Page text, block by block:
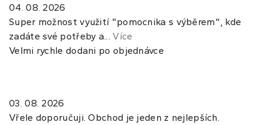
04. 08. 2026
Super možnost využití "pomocnika s výběrem", kde
zadáte své potřeby a...Více
Velmi rychle dodani po objednávce
03. 08. 2026
Vřele doporučuji. Obchod je jeden z nejlepších.